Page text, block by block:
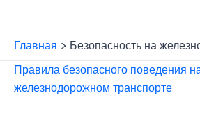
содержимому
Главная
Безопасность на
Правила безопасного поведения
железнодорожном транспорте